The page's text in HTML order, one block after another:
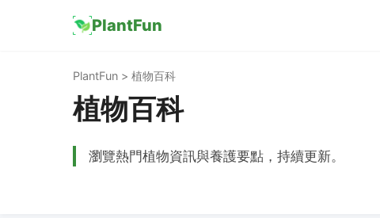
PlantFun
PlantFun > 植物百科
植物百科
瀏覽熱門植物資訊與養護要點，持續更新。